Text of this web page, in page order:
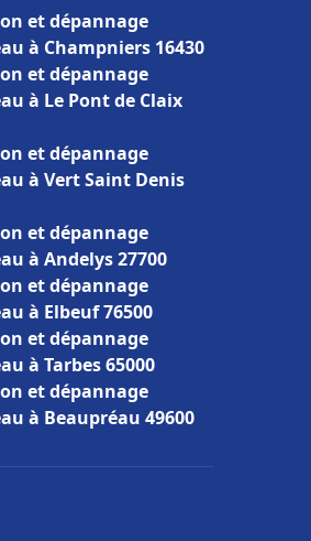
et dépannage
à Champniers 16430
et dépannage
à Le Pont de Claix
et dépannage
à Vert Saint Denis
et dépannage
à Andelys 27700
et dépannage
à Elbeuf 76500
et dépannage
à Tarbes 65000
et dépannage
à Beaupréau 49600